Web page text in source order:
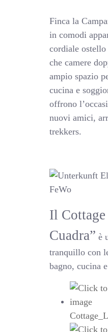
Finca la
in comodi
cordiale ostello
che camere
ampio spazio
cucina e
offrono
nuovi amici,
trekkers.
Il
Cuadra” è
tranquillo con
bagno, cucina